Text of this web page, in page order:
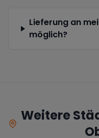
Lieferung an
möglich?
Weitere